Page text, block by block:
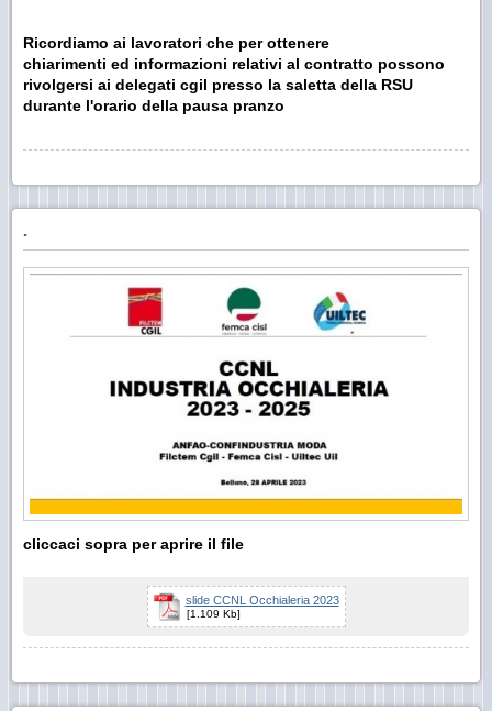
Ricordiamo ai lavoratori che per ottenere
chiarimenti ed informazioni relativi al contratto possono
rivolgersi ai delegati cgil presso la saletta della RSU
durante l'orario della pausa pranzo
.
cliccaci sopra per aprire il file
slide CCNL Occhialeria 2023
[1.109 Kb]